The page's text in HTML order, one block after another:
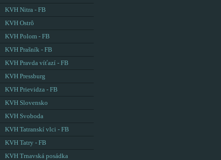
KVH Nitra - FB
KVH Ostrô
KVH Polom - FB
KVH Prašník - FB
KVH Pravda víťazí - FB
KVH Pressburg
KVH Prievidza - FB
KVH Slovensko
KVH Svoboda
KVH Tatranskí vlci - FB
KVH Tatry - FB
KVH Trnavská posádka